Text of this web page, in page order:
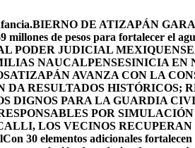
BIERNO DE ATIZAPÁN
millones de pesos para fortalecer el
PODER JUDICIAL MEXIQUENSE
NAUCALPENSESINICIA EN
ATIZAPÁN AVANZA CON LA
RESULTADOS HISTÓRICOS;
DIGNOS PARA LA GUARDIA
POR
LOS VECINOS
Con 30 elementos adicionales